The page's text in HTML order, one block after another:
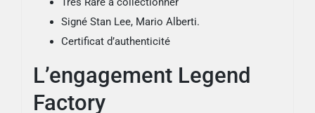
Signé Stan Lee, Mario Alberti.
Certificat d’authenticité
L’engagement Legend
Factory